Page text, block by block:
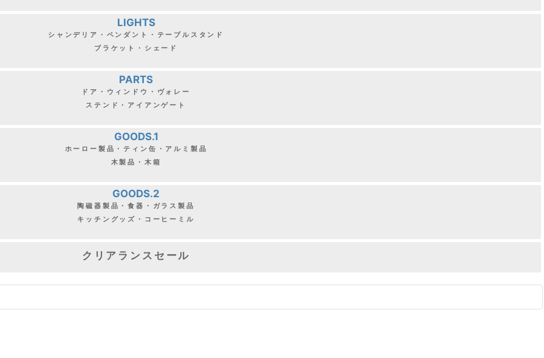
LIGHTS
シャンデリア・ペンダント・テーブルスタンド
ブラケット・シェード
PARTS
ドア・ウィンドウ・ヴォレー
ステンド・アイアンゲート
GOODS.1
ホーロー製品・ティン缶・アルミ製品
木製品・木箱
GOODS.2
陶磁器製品・食器・ガラス製品
キッチングッズ・コーヒーミル
クリアランスセール